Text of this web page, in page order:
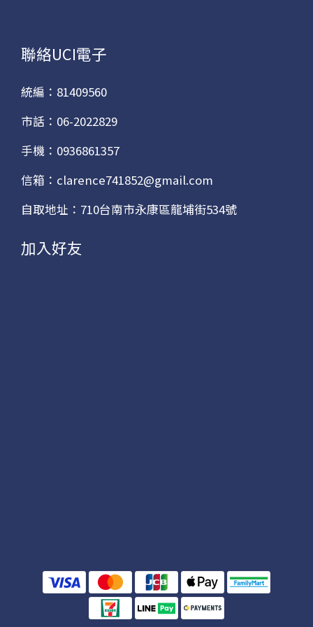
聯絡UCI電子
統編：81409560
市話：06-2022829
手機：0936861357
信箱：clarence741852@gmail.com
自取地址：710台南市永康區龍埔街534號
加入好友